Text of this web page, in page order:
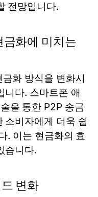
전망입니다.
화에 미치는
화 방식을 변화시
니다. 스마트폰 애
을 통한 P2P 송금
소비자에게 더욱 쉽
. 이는 현금화의 효
습니다.
변화